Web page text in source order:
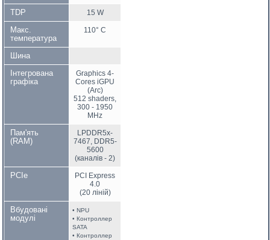
TDP
15 W
Макс.
температура
110° C
Шина
Інтегрована
графіка
Graphics 4-
Cores iGPU
(Arc)
512 shaders,
300 - 1950
MHz
Пам'ять
(RAM)
LPDDR5x-
7467, DDR5-
5600
(каналів - 2)
PCIe
PCI Express
4.0
(20 ліній)
Вбудовані
модулі
• NPU
• Контроллер
SATA
• Контроллер